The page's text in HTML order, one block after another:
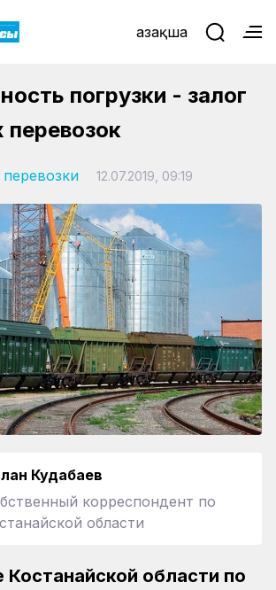
Қазақша
погрузки - залог
12.07.2019, 09:19
Кудабаев
корреспондент по
области
Костанайской области по